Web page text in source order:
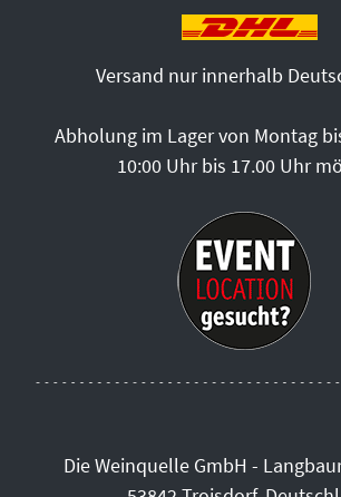
Versand nur innerhalb
Abholung im Lager von Montag
10:00 Uhr bis 17.00 Uhr
Die Weinquelle GmbH -